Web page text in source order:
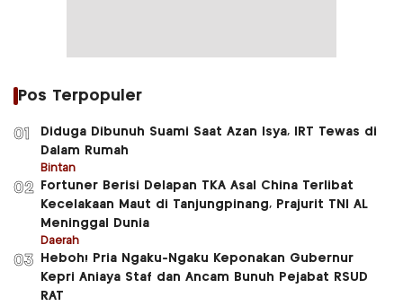
Pos Terpopuler
01
Diduga Dibunuh Suami Saat Azan Isya, IRT Tewas di
Dalam Rumah
Bintan
02
Fortuner Berisi Delapan TKA Asal China Terlibat
Kecelakaan Maut di Tanjungpinang, Prajurit TNI AL
Meninggal Dunia
Daerah
03
Heboh! Pria Ngaku-Ngaku Keponakan Gubernur
Kepri Aniaya Staf dan Ancam Bunuh Pejabat RSUD
RAT